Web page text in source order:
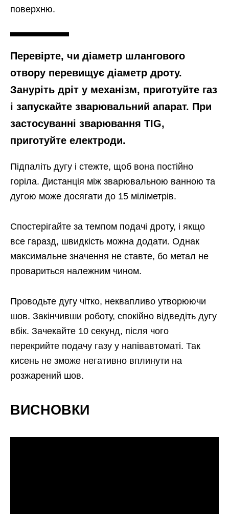
поверхню.
Перевірте, чи діаметр шлангового
отвору перевищує діаметр дроту.
Зануріть дріт у механізм, приготуйте газ
і запускайте зварювальний апарат. При
застосуванні зварювання TIG,
приготуйте електроди.
Підпаліть дугу і стежте, щоб вона постійно
горіла. Дистанція між зварювальною ванною та
дугою може досягати до 15 міліметрів.
Спостерігайте за темпом подачі дроту, і якщо
все гаразд, швидкість можна додати. Однак
максимальне значення не ставте, бо метал не
провариться належним чином.
Проводьте дугу чітко, неквапливо утворюючи
шов. Закінчивши роботу, спокійно відведіть дугу
вбік. Зачекайте 10 секунд, після чого
перекрийте подачу газу у напівавтоматі. Так
кисень не зможе негативно вплинути на
розжарений шов.
ВИСНОВКИ